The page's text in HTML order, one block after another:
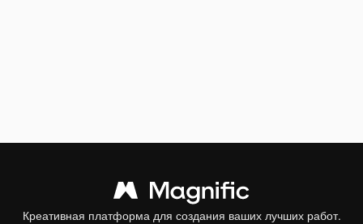
Креативная платформа для создания ваших лучших работ.